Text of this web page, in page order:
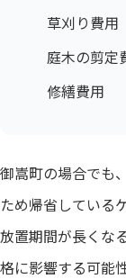
草刈り費用
庭木の剪定
修繕費用
御嵩町の場合でも
ため帰省している
放置期間が長くな
格に影響する可能